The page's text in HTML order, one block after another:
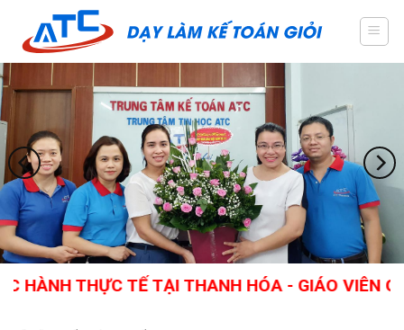
content
THỰC TẾ TẠI THANH HÓA - GIÁO VIÊN GIỎI,